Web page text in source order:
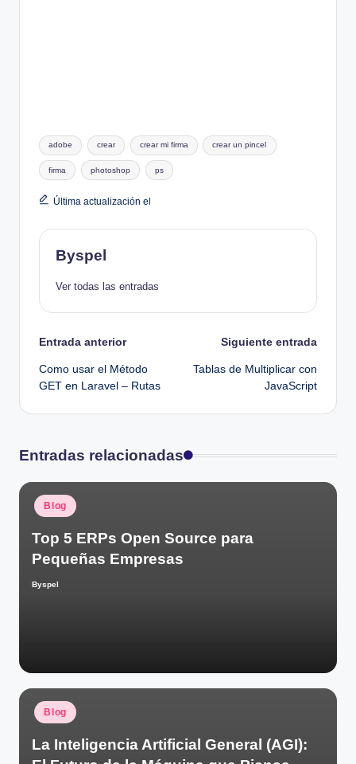
Etiquetas:
adobe crear crear mi firma crear un pincel
firma photoshop ps
Última actualización el
Byspel
Ver todas las entradas
Navegación
de
entradas
Entrada anterior
Como usar el Método
GET en Laravel – Rutas
Siguiente entrada
Tablas de Multiplicar con
JavaScript
Entradas relacionadas
Publicado
en
Blog
Top 5 ERPs Open Source para
Pequeñas Empresas
Publicado
Byspel
Publicado
en
Blog
La Inteligencia Artificial General (AGI):